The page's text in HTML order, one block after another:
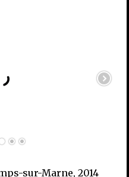
sur-Marne, 2014